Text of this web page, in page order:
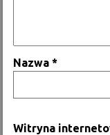
Nazwa*
Witryna